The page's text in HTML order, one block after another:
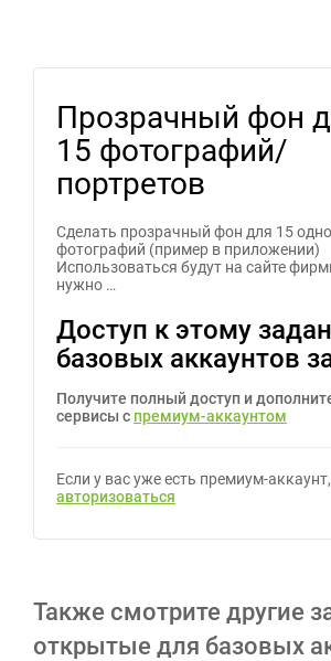
Прозрачный фон
15 фотографий/
портретов
Сделать прозрачный фон для 15
фотографий (пример в приложении)
Использоваться будут на сайте
нужно …
Доступ к этому
базовых аккаунтов
Получите полный доступ и
сервисы с премиум-аккаунтом
Если у вас уже есть премиум-
авторизоваться
Также смотрите другие
открытые для базовых